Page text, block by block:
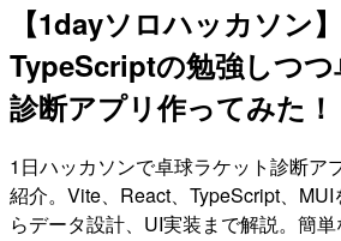
【1dayソロハッカソン
TypeScriptの勉強しつつ
診断アプリ作ってみた！
1日ハッカソンで卓球ラケット診断ア
紹介。Vite、React、TypeScript、
らデータ設計、UI実装まで解説。簡